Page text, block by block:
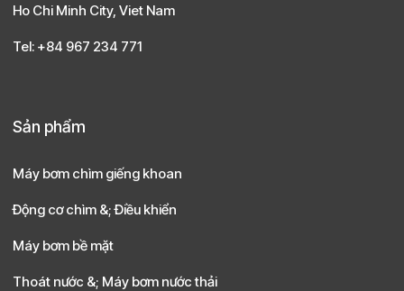
Ho Chi Minh City, Viet Nam
Tel: +84 967 234 771
Sản phẩm
Máy bơm chìm giếng khoan
Động cơ chìm &; Điều khiển
Máy bơm bề mặt
Thoát nước &; Máy bơm nước thải